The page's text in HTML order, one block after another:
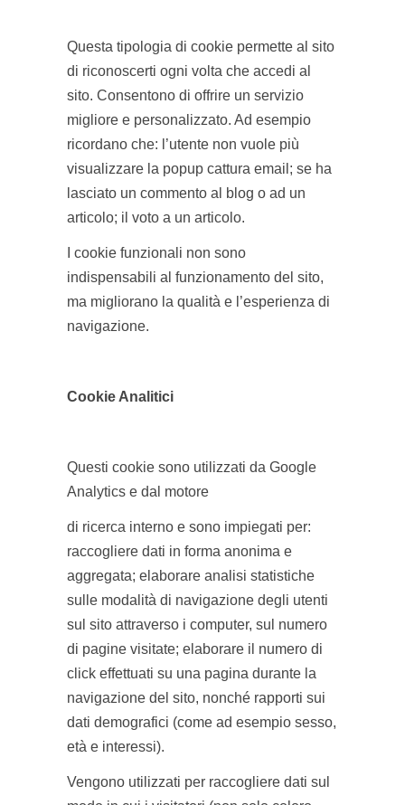
Questa tipologia di cookie permette al sito
di riconoscerti ogni volta che accedi al
sito. Consentono di offrire un servizio
migliore e personalizzato. Ad esempio
ricordano che: l’utente non vuole più
visualizzare la popup cattura email; se ha
lasciato un commento al blog o ad un
articolo; il voto a un articolo.
I cookie funzionali non sono
indispensabili al funzionamento del sito,
ma migliorano la qualità e l’esperienza di
navigazione.
Cookie Analitici
Questi cookie sono utilizzati da Google
Analytics e dal motore
di ricerca interno e sono impiegati per:
raccogliere dati in forma anonima e
aggregata; elaborare analisi statistiche
sulle modalità di navigazione degli utenti
sul sito attraverso i computer, sul numero
di pagine visitate; elaborare il numero di
click effettuati su una pagina durante la
navigazione del sito, nonché rapporti sui
dati demografici (come ad esempio sesso,
età e interessi).
Vengono utilizzati per raccogliere dati sul